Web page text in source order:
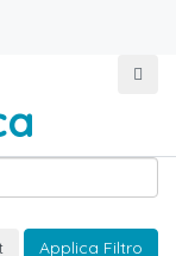
Applica Filtro